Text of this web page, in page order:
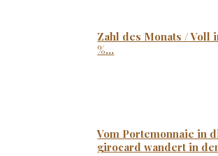
Zahl des Monats / Voll
%...
Vom Portemonnaie in
girocard wandert in